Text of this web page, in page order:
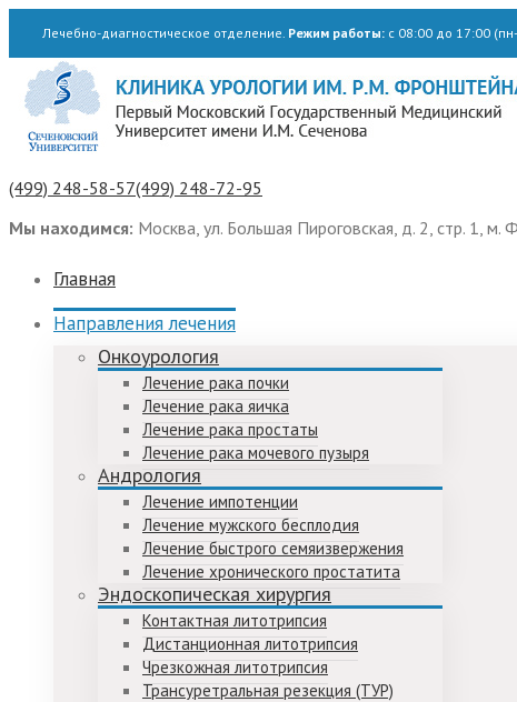
Лечебно-диагностическое отделение. Режим работы: с 08:00 до 17:00
(499) 248-58-57(499) 248-72-95
Мы находимся: Москва, ул. Большая Пироговская, д. 2, стр. 1, м.
Главная
Направления лечения
Онкоурология
Лечение рака почки
Лечение рака яичка
Лечение рака простаты
Лечение рака мочевого пузыря
Андрология
Лечение импотенции
Лечение мужского бесплодия
Лечение быстрого семяизвержения
Лечение хронического простатита
Эндоскопическая хирургия
Контактная литотрипсия
Дистанционная литотрипсия
Чрезкожная литотрипсия
Трансуретральная резекция (ТУР)